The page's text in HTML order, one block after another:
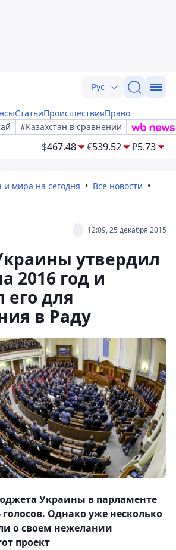
Рус
СтатьиПроисшествияПраво
#Казахстан в сравнении
$467.48 €539.52 ₽5.73
и мира на сегодня
Все новости
12:09, 25 декабря 2015
утвердил
2016 год и
его для
в Раду
Украины в парламенте
Однако уже несколько
о своем нежелании
проект